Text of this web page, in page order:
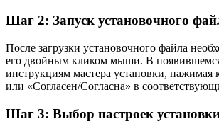
Шаг 2: Запуск установочного
После загрузки установочного файла
его двойным кликом мыши. В
инструкциям мастера установки, нажимая
или «Согласен/Согласна» в
Шаг 3: Выбор настроек